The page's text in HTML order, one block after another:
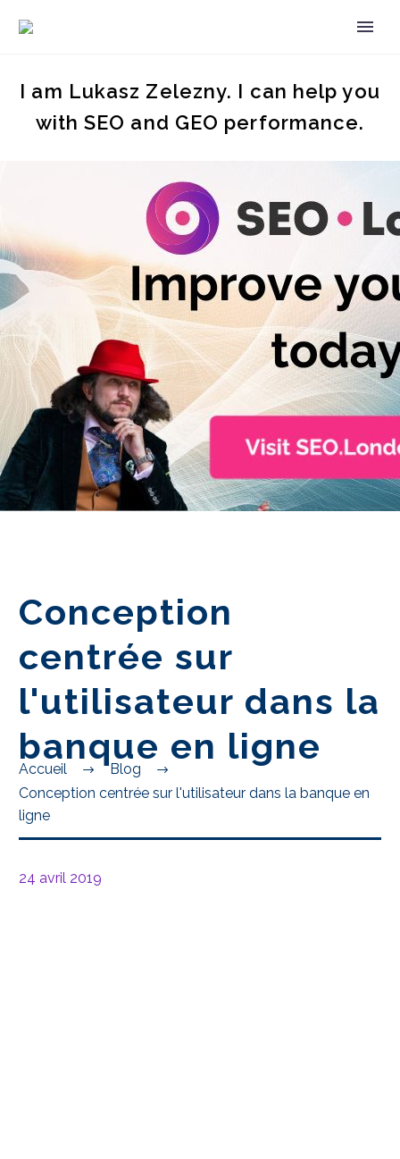
FR
I am Lukasz Zelezny. I can help you
with SEO and GEO performance.
Conception
centrée sur
l'utilisateur dans la
banque en ligne
Accueil
Blog
Conception centrée sur l'utilisateur dans la banque en
ligne
24 avril 2019